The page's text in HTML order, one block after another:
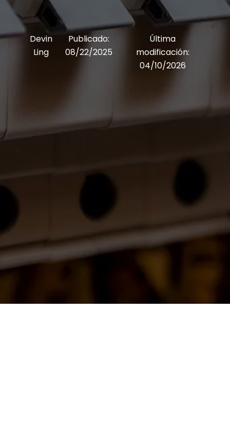
Devin
Ling
Publicado:
08/22/2025
Última
modificación:
04/10/2026